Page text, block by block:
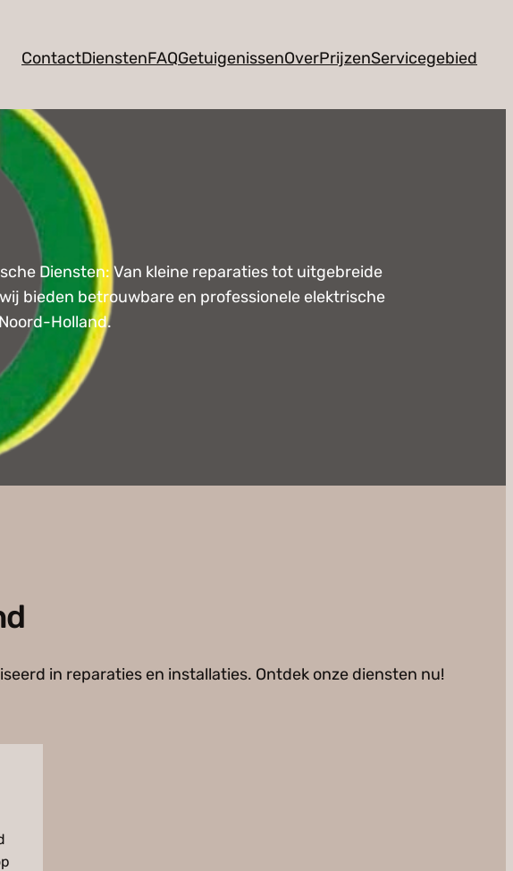
ContactDienstenFAQGetuigenissenOverPrijzenServicegebied
Diensten: Van kleine reparaties tot uitgebreide
bieden betrouwbare en professionele elektrische
Holland.
in reparaties en installaties. Ontdek onze diensten nu!